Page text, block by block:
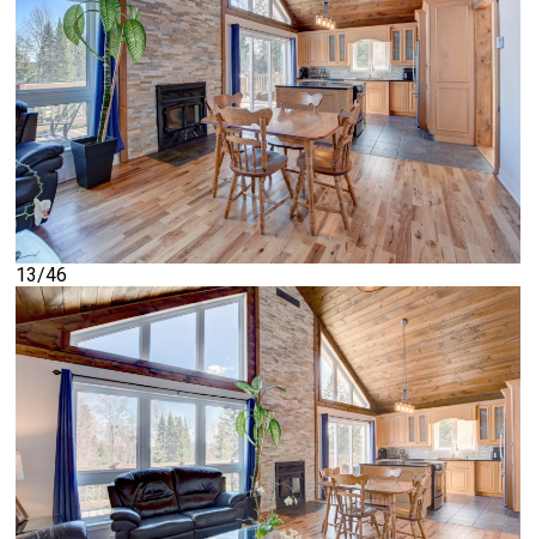
13/46